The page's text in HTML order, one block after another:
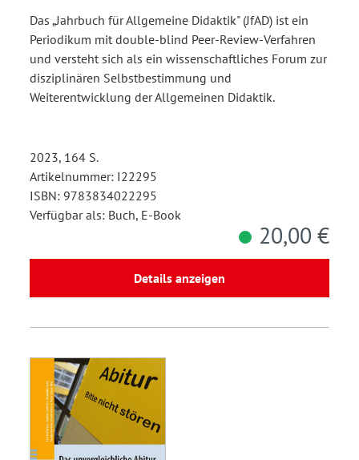
Das „Jahrbuch für Allgemeine Didaktik" (JfAD) ist ein
Periodikum mit double-blind Peer-Review-Verfahren
und versteht sich als ein wissenschaftliches Forum zur
disziplinären Selbstbestimmung und
Weiterentwicklung der Allgemeinen Didaktik.
2023, 164 S.
Artikelnummer: I22295
ISBN: 9783834022295
Verfügbar als: Buch, E-Book
20,00 €
Details anzeigen